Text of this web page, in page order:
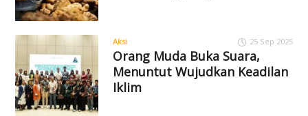
Aksi 25 Sep 2025
Orang Muda Buka Suara,
Menuntut Wujudkan Keadilan
Iklim